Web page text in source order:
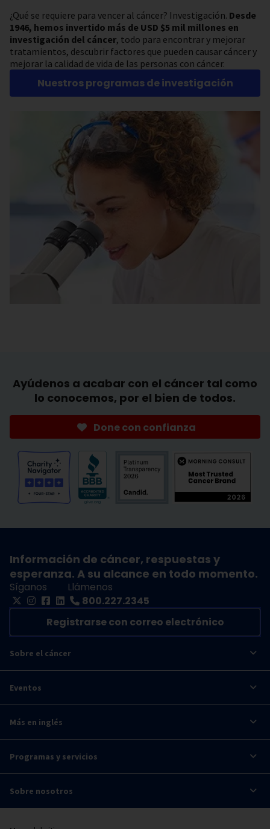
¿Qué se requiere para vencer al cáncer? Investigación. Desde
1946, hemos invertido más de USD $5 mil millones en
investigación del cáncer, todo para encontrar y mejorar
tratamientos, descubrir factores que pueden causar cáncer y
mejorar la calidad de vida de las personas con cáncer.
Nuestros programas de investigación
Ayúdenos a acabar con el cáncer tal como
lo conocemos, por el bien de todos.
Done con confianza
Información de cáncer, respuestas y
esperanza. A su alcance en todo momento.
Síganos
Llámenos
800.227.2345
Registrarse con correo electrónico
Sobre el cáncer
Eventos
Más en inglés
Programas y servicios
Sobre nosotros